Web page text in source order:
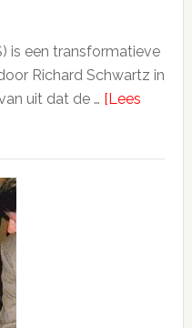
is een transformatieve
Richard Schwartz in
uit dat de … [Lees